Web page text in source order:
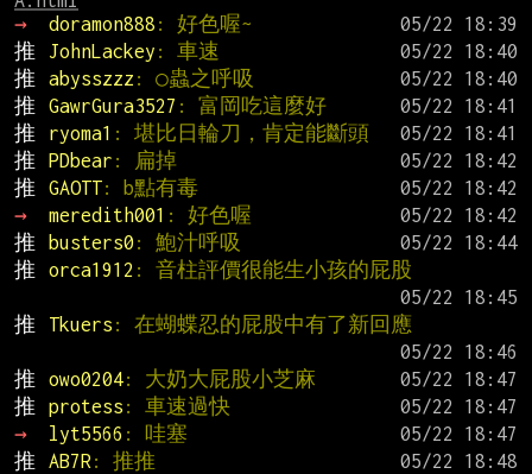
→
doramon888 : 好色喔~
推
JohnLackey : 車速
推
abysszzz : ○蟲之呼吸
推
GawrGura3527 : 富岡吃這麼好
推
ryoma1 : 堪比日輪刀，肯定能斷頭
推
PDbear : 扁掉
推
GAOTT: b點有毒
→
meredith001 : 好色喔
推
busters0 : 鮑汁呼吸
推
orca1912 : 音柱評價很能生小孩的屁股
推
Tkuers : 在蝴蝶忍的屁股中有了新回應
推
owo0204: 大奶大屁股小芝麻
推
protess : 車速過快
→
lyt5566 : 哇塞
推
AB7R : 推推